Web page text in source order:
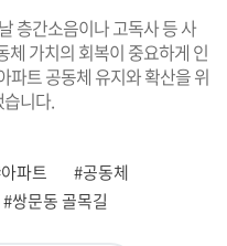
층간소음이나 고독사 등 사
체 가치의 회복이 중요하게 인
파트 공동체 유지와 확산을 위
니다.
파트
#공동체
#쌍문동 골목길